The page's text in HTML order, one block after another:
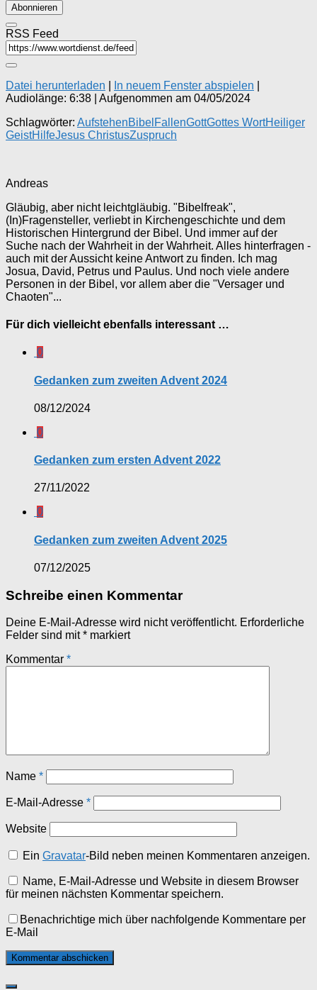
Abonnieren
RSS Feed
Datei herunterladen In neuem Fenster abspielen
Audiolänge: 6:38
Aufgenommen am 04/05/2024
Schlagwörter: AufstehenBibel FallenGottGottes WortHeiliger
GeistHilfeJesus ChristusZuspruch
Andreas
Gläubig, aber nicht leichtgläubig. "Bibelfreak",
(In)Fragensteller, verliebt in Kirchengeschichte und dem
Historischen Hintergrund der Bibel. Und immer auf der
Suche nach der Wahrheit in der Wahrheit. Alles hinterfragen -
auch mit der Aussicht keine Antwort zu finden. Ich mag
Josua, David, Petrus und Paulus. Und noch viele andere
Personen in der Bibel, vor allem aber die "Versager und
Chaoten"...
Für dich vielleicht ebenfalls interessant …
0
Gedanken zum zweiten Advent 2024
08/12/2024
0
Gedanken zum ersten Advent 2022
27/11/2022
0
Gedanken zum zweiten Advent 2025
07/12/2025
Schreibe einen Kommentar
Deine E-Mail-Adresse wird nicht veröffentlicht. Erforderliche
Felder sind mit* markiert
Kommentar *
Name *
E-Mail-Adresse *
Website
EinGravatar-Bild neben meinen Kommentaren anzeigen.
Name, E-Mail-Adresse und Website in diesem Browser
für meinen nächsten Kommentar speichern.
Benachrichtige mich über nachfolgende Kommentare per
E-Mail